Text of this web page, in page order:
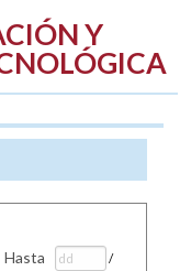
Y
Hasta /